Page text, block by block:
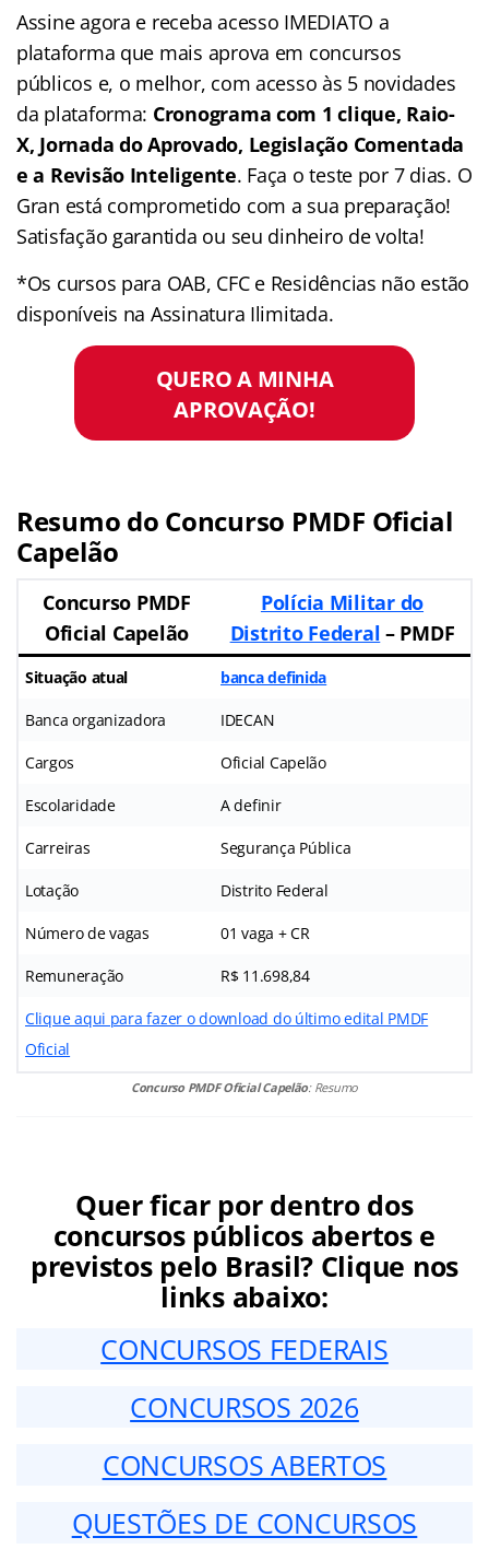
Assine agora e receba acesso IMEDIATO a
plataforma que mais aprova em concursos
públicos e, o melhor, com acesso às 5 novidades
da plataforma: Cronograma com 1 clique, Raio-
X, Jornada do Aprovado, Legislação Comentada
e a Revisão Inteligente. Faça o teste por 7 dias. O
Gran está comprometido com a sua preparação!
Satisfação garantida ou seu dinheiro de volta!
*Os cursos para OAB, CFC e Residências não estão
disponíveis na Assinatura Ilimitada.
QUERO A MINHA
APROVAÇÃO!
Resumo do Concurso PMDF Oficial
Capelão
Concurso PMDF
Oficial Capelão
Polícia Militar do
Distrito Federal – PMDF
Situação atual banca definida
Banca organizadora IDECAN
Cargos Oficial Capelão
Escolaridade A definir
Carreiras Segurança Pública
Lotação Distrito Federal
Número de vagas 01 vaga + CR
Remuneração R$ 11.698,84
Clique aqui para fazer o download do último edital PMDF
Oficial
Concurso PMDF Oficial Capelão: Resumo
Quer ficar por dentro dos
concursos públicos abertos e
previstos pelo Brasil? Clique nos
links abaixo:
CONCURSOS FEDERAIS
CONCURSOS 2026
CONCURSOS ABERTOS
QUESTÕES DE CONCURSOS